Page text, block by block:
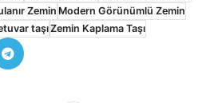
ZeminModern Görünümlü Zemin
taşıZemin Kaplama Taşı